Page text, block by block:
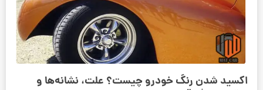
اکسید شدن رنگ خودرو چیست؟ علت، نشانه‌ها و